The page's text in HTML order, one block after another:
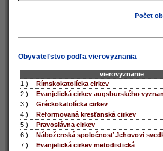
Počet
Obyvateľstvo podľa vierovyznania
vierovyznanie
1.)
Rímskokatolícka cirkev
2.)
Evanjelická cirkev augsburského
3.)
Gréckokatolícka cirkev
4.)
Reformovaná kresťanská cirkev
5.)
Pravoslávna cirkev
6.)
Náboženská spoločnosť Jehovovi
7.)
Evanjelická cirkev metodistická